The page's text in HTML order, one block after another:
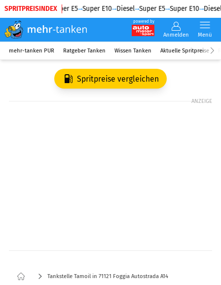
SPRITPREISINDEX
Diesel Super E5 Super E10 Diesel Super E5 Super E10 Diesel
powered by
Anmelden Menü
mehr-tanken PUR Ratgeber Tanken Wissen Tanken Aktuelle Spritpreise
Spritpreise vergleichen
ANZEIGE
Tankstelle Tamoil in 71121 Foggia Autostrada A14